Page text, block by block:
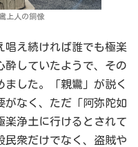
上人の銅像
唱え続ければ誰でも極楽
酔していたようで、その
した。「親鸞」が説く
がなく、ただ「阿弥陀如
楽浄土に行けるとされて
民衆だけでなく、盗賊や